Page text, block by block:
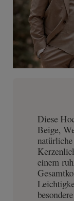
Diese
Beige,
einem